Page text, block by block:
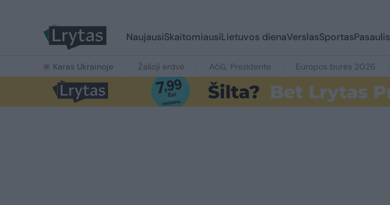
NaujausiSkaitomiausiLietuvos dienaVerslasSportasPasaulis
Karas Ukrainoje Žalioji erdvė Ačiū, Prezidente Europos burės 2026